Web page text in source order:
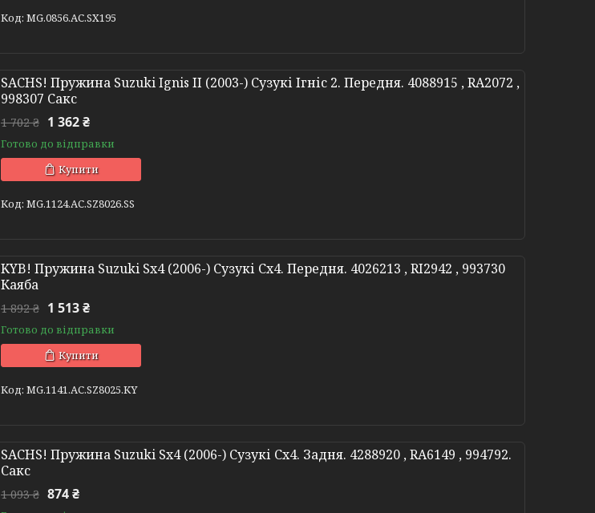
MG.0856.АС.SX195
SACHS! Пружина Suzuki Ignis II (2003-) Сузукі Ігніс 2. Передня. 4088915 , RA2072 ,
998307 Сакс
1 702 ₴ 1 362 ₴
Готово до відправки
Купити
MG.1124.АС.SZ8026.SS
KYB! Пружина Suzuki Sx4 (2006-) Сузукі Сх4. Передня. 4026213 , RI2942 , 993730
Каяба
1 892 ₴ 1 513 ₴
Готово до відправки
Купити
MG.1141.АС.SZ8025.KY
SACHS! Пружина Suzuki Sx4 (2006-) Сузукі Сх4. Задня. 4288920 , RA6149 , 994792.
Сакс
1 093 ₴ 874 ₴